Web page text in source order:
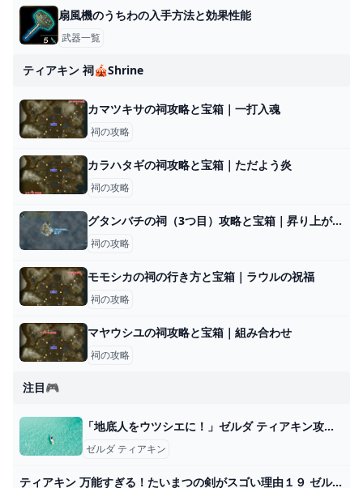
扇風機のうちわの入手方法と効果性能
武器一覧
ティアキン 祠🎪shrine
カマツキサの祠攻略と宝箱｜一打入魂
祠の攻略
カラハタギの祠攻略と宝箱｜ただよう炎
祠の攻略
グタンバチの祠（3つ目）攻略と宝箱｜昇り上がる力
祠の攻略
モモシカの祠の行き方と宝箱｜ラウルの祝福
祠の攻略
マヤウシユの祠攻略と宝箱｜組み合わせ
祠の攻略
注目🎮
「地底人をウツシエに！」ゼルダ ティアキン攻略「メインチャレンジ編」【ゼルダの伝説ティアーズオブザキングダム攻略】 GameGamingGames
ゼルダ ティアキン
ティアキン 万能すぎる！たいまつの剣がスゴい理由１９ ゼルダの伝説 ティアーズ オブ ザ キングダム - YouTube